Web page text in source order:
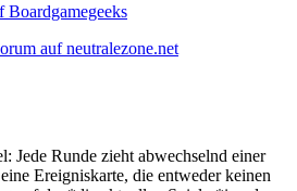
Boardgamegeeks
auf neutralezone.net
Jede Runde zieht abwechselnd einer
Ereigniskarte, die entweder keinen